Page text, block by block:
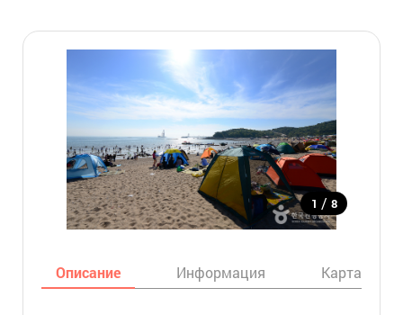
1 / 8
Описание Информация Карта